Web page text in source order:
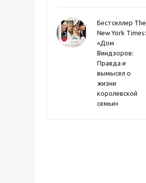
Бестселлер The
New York Times:
«Дом
Виндзоров:
Правда и
вымысел о
жизни
королевской
семьи»